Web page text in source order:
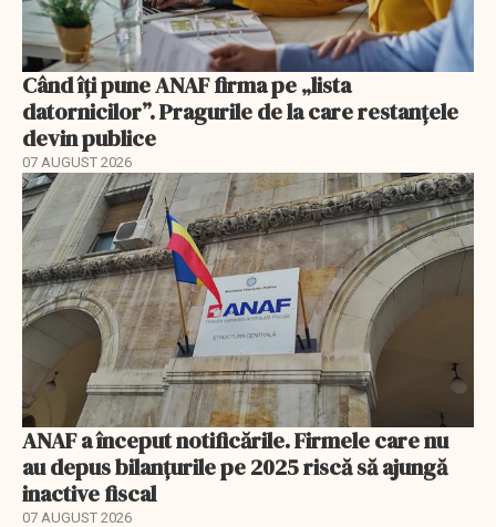
Când îți pune ANAF firma pe „lista
datornicilor”. Pragurile de la care restanțele
devin publice
07 AUGUST 2026
ANAF a început notificările. Firmele care nu
au depus bilanțurile pe 2025 riscă să ajungă
inactive fiscal
07 AUGUST 2026